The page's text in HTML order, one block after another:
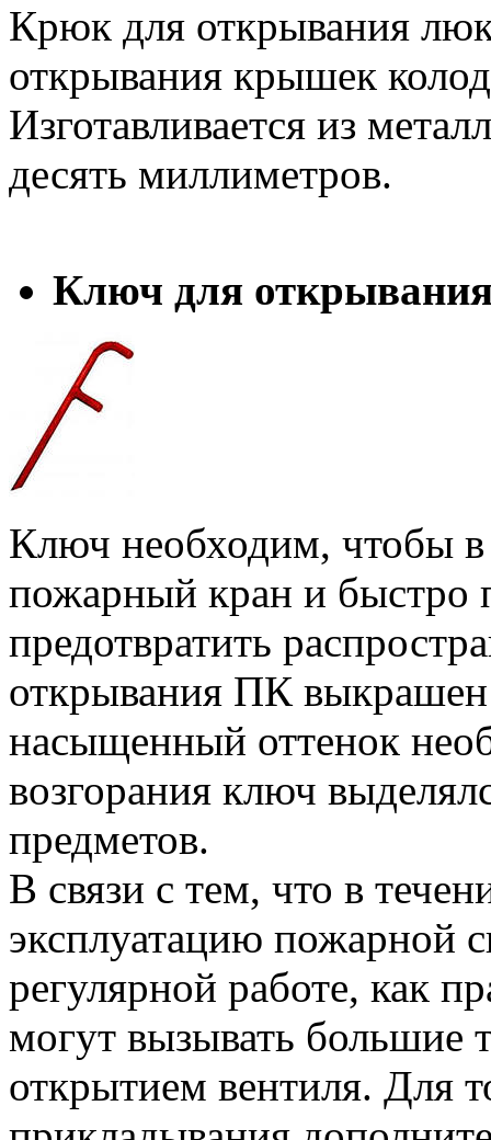
Крюк для открывания
открывания крышек
Изготавливается из
десять миллиметров.
Ключ для
Ключ необходим, чтобы в
пожарный кран и быстро
предотвратить
открывания ПК выкрашен
насыщенный оттенок
возгорания ключ
предметов.
В связи с тем, что в
эксплуатацию пожарной
регулярной работе, как
могут вызывать большие
открытием вентиля. Для